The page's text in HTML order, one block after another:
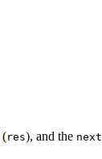
(res), and the next